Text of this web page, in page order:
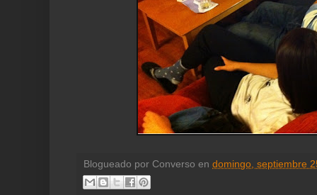
Blogueado por Converso en domingo, septiembre